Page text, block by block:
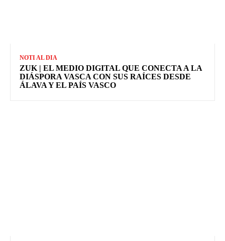
NOTI AL DIA
ZUK | EL MEDIO DIGITAL QUE CONECTA A LA
DIÁSPORA VASCA CON SUS RAÍCES DESDE
ÁLAVA Y EL PAÍS VASCO